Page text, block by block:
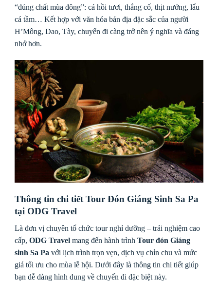
“đúng chất mùa đông”: cá hồi tươi, thắng cố, thịt nướng, lẩu
cá tầm… Kết hợp với văn hóa bản địa đặc sắc của người
H’Mông, Dao, Tày, chuyến đi càng trở nên ý nghĩa và đáng
nhớ hơn.
Thông tin chi tiết Tour Đón Giáng Sinh Sa Pa
tại ODG Travel
Là đơn vị chuyên tổ chức tour nghỉ dưỡng – trải nghiệm cao
cấp, ODG Travel mang đến hành trình Tour đón Giáng
sinh Sa Pa với lịch trình trọn vẹn, dịch vụ chỉn chu và mức
giá tối ưu cho mùa lễ hội. Dưới đây là thông tin chi tiết giúp
bạn dễ dàng hình dung về chuyến đi đặc biệt này.